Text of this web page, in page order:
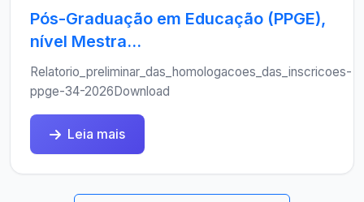
Pós-Graduação em Educação (PPGE),
nível Mestra...
Relatorio_preliminar_das_homologacoes_das_inscricoes-
ppge-34-2026Download
Leia mais